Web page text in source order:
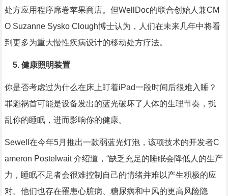
处方应用程序席卷苹果商店。但WellDoc的联合创始人兼CM
O Suzanne Sysko Clough博士认为，人们在未来几年中将看
到更多为重大慢性疾病设计的移动处方疗法。
5. 健康照明装置
你是否考虑过为什么在床上盯着iPad一段时间后很难入睡？
罪魁祸首可能是设备发出的蓝光破坏了人体的生理节奏，扰
乱你的睡眠，进而影响你的健康。
Sewell在今年5月推出一款弱蓝光灯泡，该项技术的开发者C
ameron Postelwait 介绍道，“缺乏充足的睡眠会降低人的生产
力，睡眠不足者会很难控制自己的情绪并难以产生积极的应
对。他们也存在罹患心脏病、糖尿病和中风的更高风险隐